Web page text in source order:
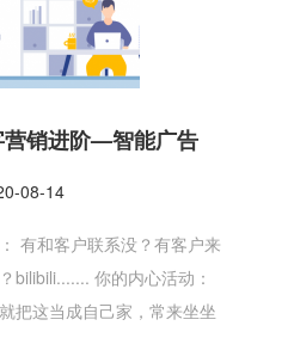
销进阶—智能广告
08-14
有和客户联系没？有客户来
bilibili....... 你的内心活动：
把这当成自己家，常来坐坐